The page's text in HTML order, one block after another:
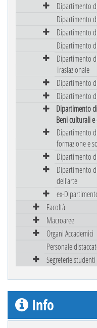
Dipartimento
Dipartimento
Dipartimento
Dipartimento
Dipartimento
Traslazionale
Dipartimento
Dipartimento
Dipartimento
Beni culturali
Dipartimento
formazione e
Dipartimento
Dipartimento
dell'arte
ex-
Facoltà
Macroaree
Organi Accademici
Personale
Segreterie studenti
Info